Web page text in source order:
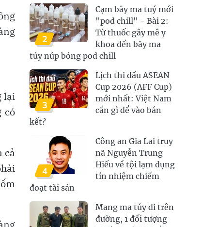
lại
có
cả
2
Cạm bẫy ma tuý mới
"pod chill" - Bài 2:
Từ thuốc gây mê y
khoa đến bẫy ma
túy núp bóng pod chill
3
Lịch thi đấu ASEAN
Cup 2026 (AFF Cup)
mới nhất: Việt Nam
cần gì để vào bán
kết?
4
Công an Gia Lai truy
nã Nguyễn Trung
Hiếu về tội lạm dụng
tín nhiệm chiếm
đoạt tài sản
Mang ma túy đi trên
đường, 1 đối tượng